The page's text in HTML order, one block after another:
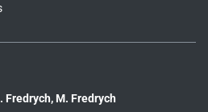
Fredrych, M. Fredrych